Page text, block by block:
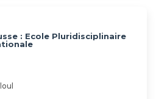
: Ecole Pluridisciplinaire